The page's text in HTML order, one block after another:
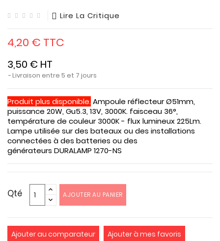
IODURE Lire La Critique
4,20 € TTC
3,50 € HT
Livraison entre 5 et 7 jours
Produit plus disponible.Ampoule réflecteur Ø51mm,
puissance 20W, Gu5.3, 13V, 3000K. faisceau 36°,
température de couleur 3000K - flux lumineux 225Lm.
Lampe utilisée sur des bateaux ou des installations
connectées à des batteries ou des
générateurs DURALAMP 1270-NS
Qté AJOUTER AU PANIER
Ajouter au comparateur Ajouter à mes favoris